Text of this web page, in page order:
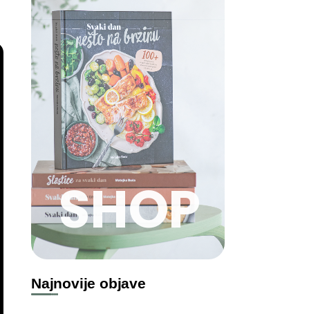
SHOP
Najnovije objave